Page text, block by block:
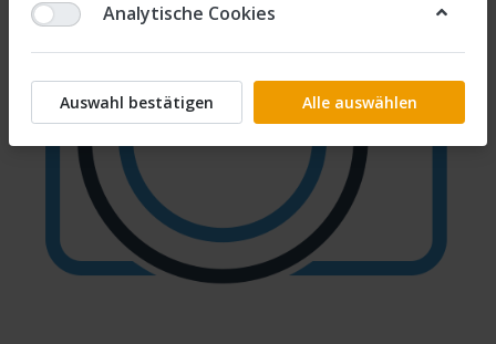
Analytische Cookies
Auswahl bestätigen Alle auswählen